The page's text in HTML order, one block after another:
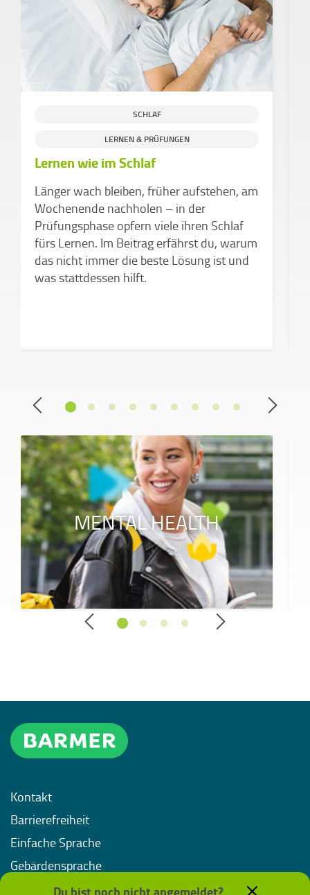
SCHLAF
LERNEN & PRÜFUNGEN
Lernen wie im Schlaf
Länger wach bleiben, früher aufstehen, am
Wochenende nachholen – in der
Prüfungsphase opfern viele ihren Schlaf
fürs Lernen. Im Beitrag erfährst du, warum
das nicht immer die beste Lösung ist und
was stattdessen hilft.
MENTAL HEALTH
Kontakt
Barrierefreiheit
Einfache Sprache
Gebärdensprache
Impressum